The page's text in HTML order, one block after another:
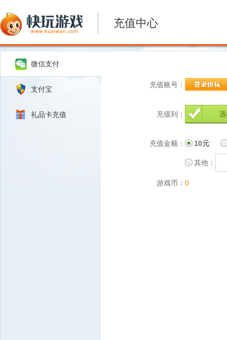
充值中心
微信支付
支付宝
礼品卡充值
充值账号：
充值到：
充值金额： 10元
其他：
游戏币： 0